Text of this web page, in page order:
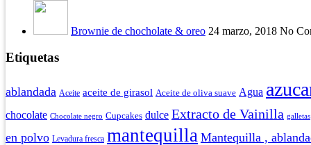
Brownie de chocholate & oreo 24 marzo, 2018 No
Etiquetas
ablandada Aceite aceite de girasol Aceite de oliva suave Agua
chocolate Chocolate negro Cupcakes dulce Extracto de Vainilla galletas
en polvo Levadura fresca mantequilla Mantequilla ,